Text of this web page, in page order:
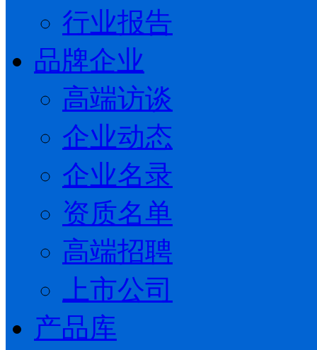
行业报告
品牌企业
高端访谈
企业动态
企业名录
资质名单
高端招聘
上市公司
产品库